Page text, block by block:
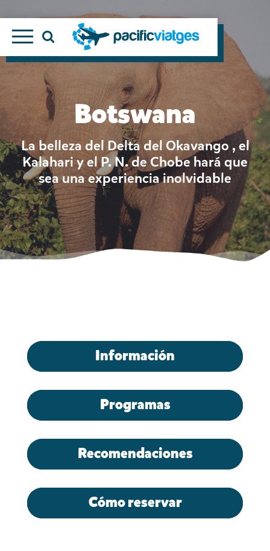
Botswana
La belleza del Delta del Okavango , el
Kalahari y el P. N. de Chobe hará que
sea una experiencia inolvidable
Información
Programas
Recomendaciones
Cómo reservar